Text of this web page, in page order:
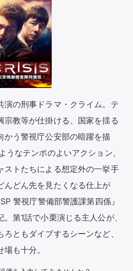
演の刑事ドラマ・クライム。テ
宗教等が仕掛ける、国家を揺る
かう警視庁公安部の暗躍を描
うなテンポのよいアクション、
ストたちによる想定外の一挙手
んどん先を見たくなる仕上が
警視庁警備部警護課第四係』
第1話で小栗演じる主人公が、
ともダイブするシーンなど、
も十分。